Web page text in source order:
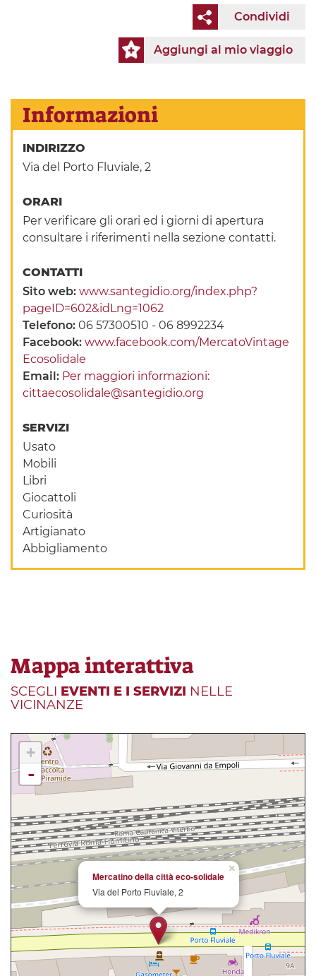
Condividi
Aggiungi al mio viaggio
Informazioni
INDIRIZZO
Via del Porto Fluviale, 2
ORARI
Per verificare gli orari ed i giorni di apertura
consultare i riferimenti nella sezione contatti.
CONTATTI
Sito web:www.santegidio.org/index.php?
pageID=602&idLng=1062
Telefono:06 57300510 - 06 8992234
Facebook:www.facebook.com/MercatoVintage
Ecosolidale
Email: Per maggiori informazioni:
cittaecosolidale@santegidio.org
SERVIZI
Usato
Mobili
Libri
Giocattoli
Curiosità
Artigianato
Abbigliamento
Mappa interattiva
SCEGLI EVENTI E I SERVIZI NELLE
VICINANZE
×
Mercatino della città eco-solidale
Via del Porto Fluviale, 2
+
-